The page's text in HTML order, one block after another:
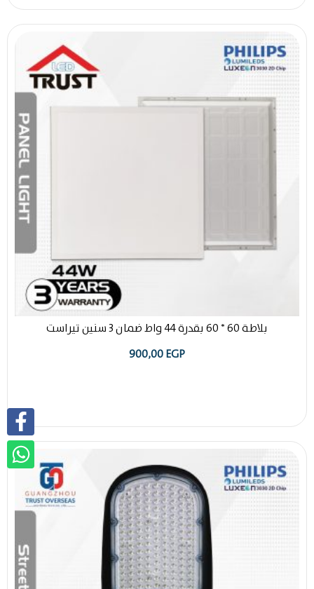
بلاطة 60 * 60 بقدرة 44 واط ضمان 3 سنين تيراست
900,00EGP